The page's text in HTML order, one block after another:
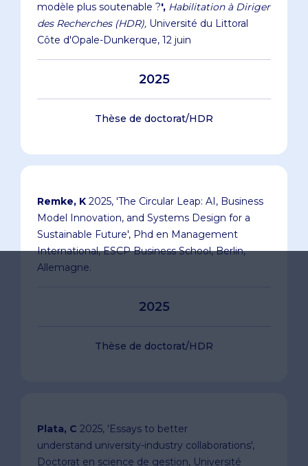
modèle plus soutenable ?', Habilitation à Diriger
des Recherches (HDR), Université du Littoral
Côte d'Opale-Dunkerque, 12 juin
2025
Thèse de doctorat/HDR
Remke, K 2025, 'The Circular Leap: AI, Business
Model Innovation, and Systems Design for a
Sustainable Future', Phd en Management
International, ESCP Business School, Berlin,
Allemagne.
2025
Thèse de doctorat/HDR
Plata, C 2025, 'Essays to better
understand university-industry collaborations',
Doctorat en science de gestion, Université